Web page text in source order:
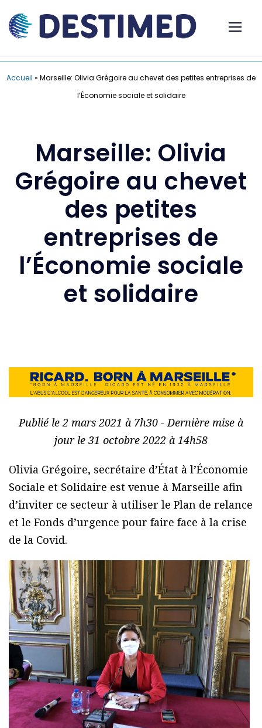
Accueil » Marseille: Olivia Grégoire au chevet des petites entreprises de
l’Économie sociale et solidaire
Marseille: Olivia
Grégoire au chevet
des petites
entreprises de
l’Économie sociale
et solidaire
Publié le 2 mars 2021 à 7h30 - Dernière mise à
jour le 31 octobre 2022 à 14h58
Olivia Grégoire, secrétaire d’État à l’Économie
Sociale et Solidaire est venue à Marseille afin
d’inviter ce secteur à utiliser le Plan de relance
et le Fonds d’urgence pour faire face à la crise
de la Covid.